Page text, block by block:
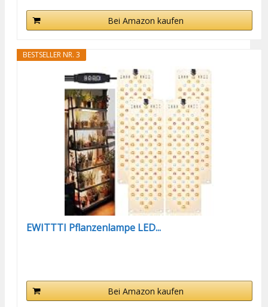
Bei Amazon kaufen
BESTSELLER NR. 3
EWITTTI Pflanzenlampe LED...
Bei Amazon kaufen